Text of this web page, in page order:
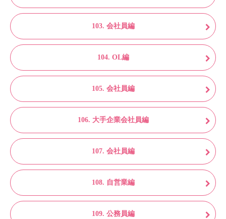
103. 会社員編
104. OL編
105. 会社員編
106. 大手企業会社員編
107. 会社員編
108. 自営業編
109. 公務員編